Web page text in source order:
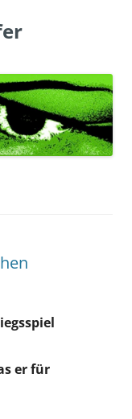
er für